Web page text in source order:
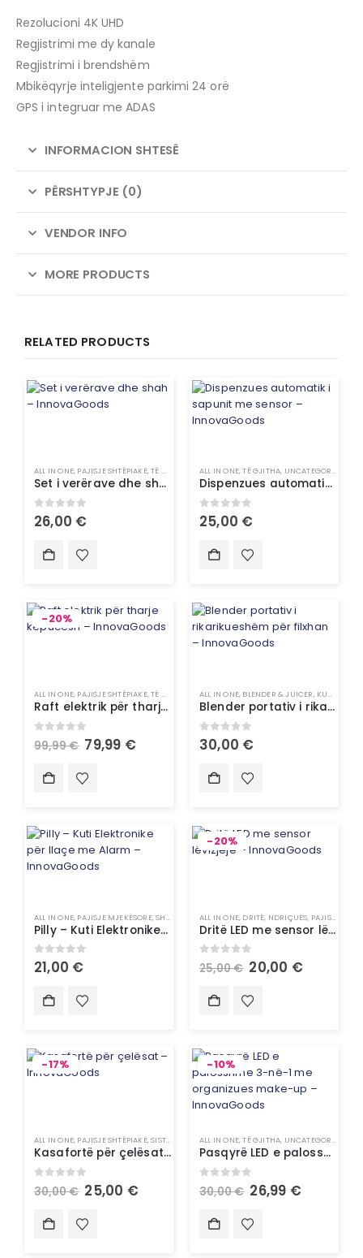
Rezolucioni 4K UHD
Regjistrimi me dy kanale
Regjistrimi i brendshëm
Mbikëqyrje inteligjente parkimi 24 orë
GPS i integruar me ADAS
INFORMACION SHTESË
PËRSHTYPJE (0)
VENDOR INFO
MORE PRODUCTS
RELATED PRODUCTS
ALL IN ONE, PAJISJE SHTËPIAKE,TË GJITHA UNCATEGORIZED
Set i verërave dhe shah – InnovaGoods
0out of 5
26,00 €
ALL IN ONE,TË GJITHA, UNCATEGORIZED
Dispenzues automatik i sapunit me sensor – InnovaGoods
0 out of 5
25,00 €
-20%
ALL IN ONE, PAJISJE SHTËPIAKE,TË GJITHA UNCATEGORIZED
Raft elektrik për tharje këpucësh – InnovaGoods
out of 5
99,99€ 79,99 €
ALL IN ONE, BLENDER & JUICER, KUZHINË
Blender portativ i rikarikueshëm për filxhan – InnovaGoods
0 out of 5
30,00 €
ALL IN ONE, PAJISJE MJEKËSORE,SHËNDETI
Pilly – Kuti Elektronike për Ilaçe me Alarm – InnovaGoods
0out of 5
21,00 €
-20%
ALL IN ONE, DRITË, NDRIÇUES, PAJISJE SHTËPIAKE
Dritë LED me sensor lëvizjeje – InnovaGoods
0out of 5
25,00€ 20,00 €
-17%
ALL IN ONE, PAJISJE SHTËPIAKE,SISTEME SIGURIE & SMART HOME ,TË GJITHA,
Kasafortë për çelësat – InnovaGoods
0 out of 5
30,00€ 25,00 €
-10%
ALL IN ONE,TË GJITHA, UNCATEGORIZED
Pasqyrë LED e palosshme 3-në-1 me organizues make-up – InnovaGoods
0 out of 5
30,00€ 26,99 €